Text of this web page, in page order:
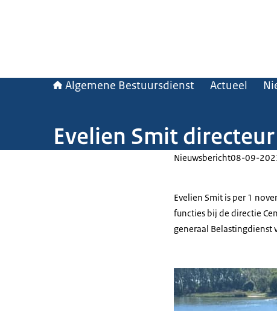
Algemene Bestuursdienst Actueel
Evelien Smit
Nieuwsbericht08-09-
Evelien Smit is per 1
functies bij de directie
generaal Belastingdienst